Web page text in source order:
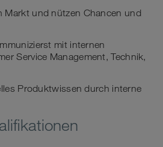
Markt und nützen Chancen und
mit internen
Service Management, Technik,
Produktwissen durch interne